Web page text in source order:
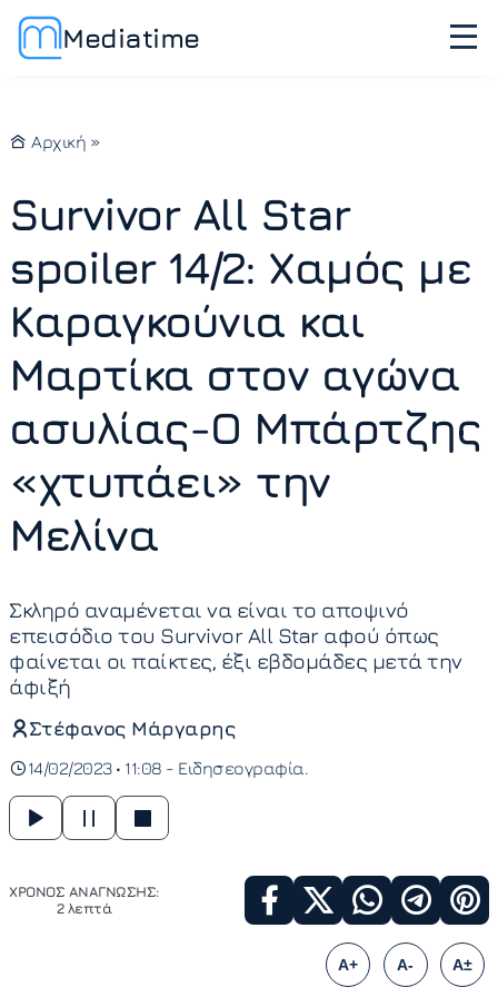
Mediatime
Αρχική »
Survivor All Star
spoiler 14/2: Χαμός με
Καραγκούνια και
Μαρτίκα στον αγώνα
ασυλίας-Ο Μπάρτζης
«χτυπάει» την
Μελίνα
Σκληρό αναμένεται να είναι το αποψινό
επεισόδιο του Survivor All Star αφού όπως
φαίνεται οι παίκτες, έξι εβδομάδες μετά την
άφιξή
Στέφανος Μάργαρης
14/02/2023 • 11:08 - Ειδησεογραφία
ΧΡΟΝΟΣ ΑΝΑΓΝΩΣΗΣ:
2 λεπτά
A+ A- A±